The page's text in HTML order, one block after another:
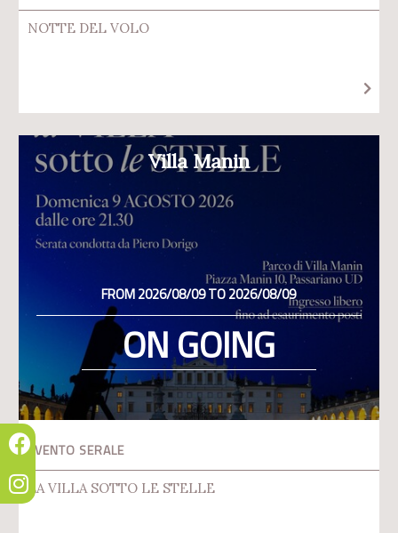
NOTTE DEL VOLO
Villa Manin
FROM 2026/08/09 TO 2026/08/09
ON GOING
EVENTO SERALE
LA VILLA SOTTO LE STELLE